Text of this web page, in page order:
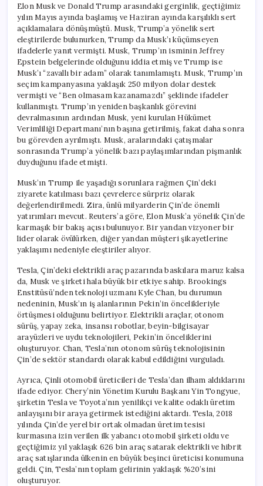
Elon Musk ve Donald Trump arasındaki gerginlik, geçtiğimiz
yılın Mayıs ayında başlamış ve Haziran ayında karşılıklı sert
açıklamalara dönüşmüştü. Musk, Trump’a yönelik sert
eleştirilerde bulunurken, Trump da Musk’ı küçümseyen
ifadelerle yanıt vermişti. Musk, Trump’ın isminin Jeffrey
Epstein belgelerinde olduğunu iddia etmiş ve Trump ise
Musk’ı “zavallı bir adam” olarak tanımlamıştı. Musk, Trump’ın
seçim kampanyasına yaklaşık 250 milyon dolar destek
vermişti ve “Ben olmasam kazanamazdı” şeklinde ifadeler
kullanmıştı. Trump’ın yeniden başkanlık görevini
devralmasının ardından Musk, yeni kurulan Hükümet
Verimliliği Departmanı’nın başına getirilmiş, fakat daha sonra
bu görevden ayrılmıştı. Musk, aralarındaki çatışmalar
sonrasında Trump’a yönelik bazı paylaşımlarından pişmanlık
duyduğunu ifade etmişti.
Musk’ın Trump ile yaşadığı sorunlara rağmen Çin’deki
ziyarete katılması bazı çevrelerce sürpriz olarak
değerlendirilmedi. Zira, ünlü milyarderin Çin’de önemli
yatırımları mevcut. Reuters’a göre, Elon Musk’a yönelik Çin’de
karmaşık bir bakış açısı bulunuyor. Bir yandan vizyoner bir
lider olarak övülürken, diğer yandan müşteri şikayetlerine
yaklaşımı nedeniyle eleştiriler alıyor.
Tesla, Çin’deki elektrikli araç pazarında baskılara maruz kalsa
da, Musk ve şirketi hala büyük bir etkiye sahip. Brookings
Enstitüsü’nden teknoloji uzmanı Kyle Chan, bu durumun
nedeninin, Musk’ın iş alanlarının Pekin’in öncelikleriyle
örtüşmesi olduğunu belirtiyor. Elektrikli araçlar, otonom
sürüş, yapay zeka, insansı robotlar, beyin-bilgisayar
arayüzleri ve uydu teknolojileri, Pekin’in önceliklerini
oluşturuyor. Chan, Tesla’nın otonom sürüş teknolojisinin
Çin’de sektör standardı olarak kabul edildiğini vurguladı.
Ayrıca, Çinli otomobil üreticileri de Tesla’dan ilham aldıklarını
ifade ediyor. Chery’nin Yönetim Kurulu Başkanı Yin Tongyue,
şirketin Tesla ve Toyota’nın yenilikçi ve kalite odaklı üretim
anlayışını bir araya getirmek istediğini aktardı. Tesla, 2018
yılında Çin’de yerel bir ortak olmadan üretim tesisi
kurmasına izin verilen ilk yabancı otomobil şirketi oldu ve
geçtiğimiz yıl yaklaşık 626 bin araç satarak elektrikli ve hibrit
araç satışlarında ülkenin en büyük beşinci üreticisi konumuna
geldi. Çin, Tesla’nın toplam gelirinin yaklaşık %20’sini
oluşturuyor.